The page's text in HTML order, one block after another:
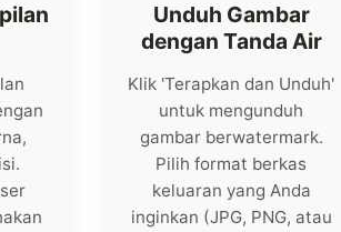
Unduh Gambar
dengan Tanda Air
Klik 'Terapkan dan Unduh'
untuk mengunduh
gambar berwatermark.
Pilih format berkas
keluaran yang Anda
inginkan (JPG, PNG, atau